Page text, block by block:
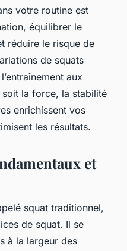
votre routine est
équilibrer le
réduire le risque de
de squats
aux
la force, la stabilité
enrichissent vos
les résultats.
et
squat traditionnel,
de squat. Il se
à la largeur des